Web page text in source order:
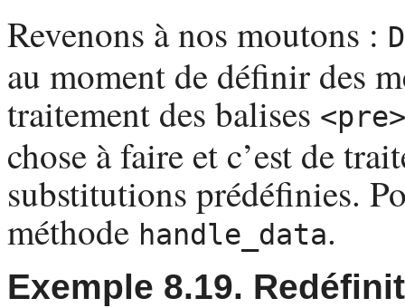
Revenons à nos moutons :
au moment de définir des
traitement des balises <pre>
chose à faire et c’est de
substitutions prédéfinies.
méthode handle_data.
Exemple 8.19.